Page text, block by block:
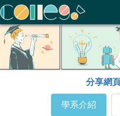
ColleGo! 大學選才與高中育才輔助系
分享網
學系介紹